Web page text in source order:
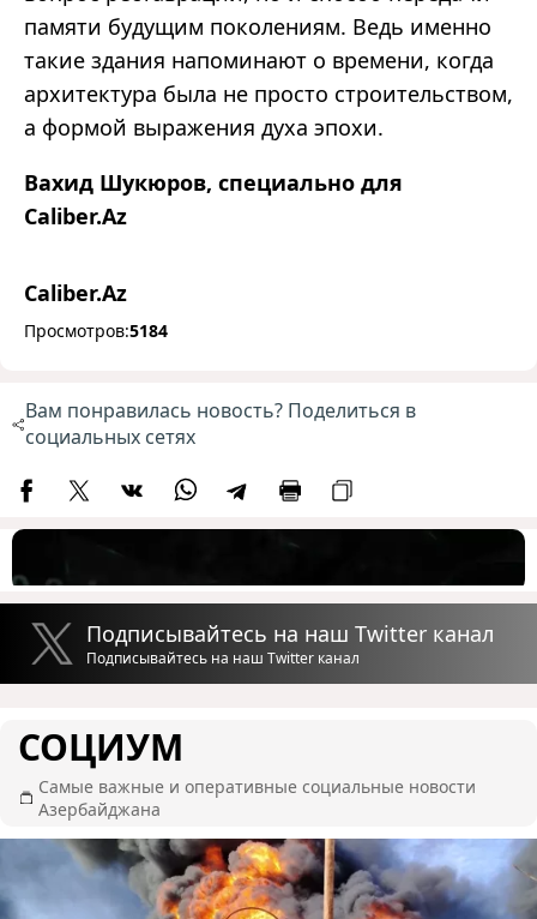
памяти будущим поколениям. Ведь именно
такие здания напоминают о времени, когда
архитектура была не просто строительством,
а формой выражения духа эпохи.
Вахид Шукюров, специально для
Caliber.Az
Caliber.Az
Просмотров:5184
Вам понравилась новость? Поделиться в
социальных сетях
Подписывайтесь на наш Twitter канал
Подписывайтесь на наш Twitter канал
СОЦИУМ
Самые важные и оперативные социальные новости
Азербайджана